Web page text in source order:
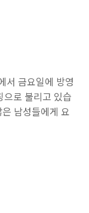
서 금요일에 방영
로 불리고 있습
남성들에게 요